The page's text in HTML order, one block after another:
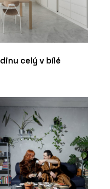
celý v bílé